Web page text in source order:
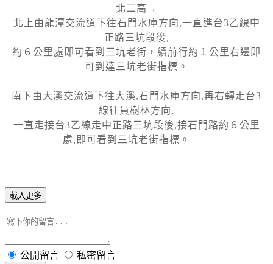
北二高→
北上由龍潭交流道下往石門水庫方向,一直進台3乙線中
正路三坑段後,
約６公里處即可看到三坑老街，續前行約１公里右邊即
可到達三坑老街指標。
南下由大溪交流道下往大溪,石門水庫方向,再右轉走台3
線往員樹林方向,
一直走接台3乙線走中正路三坑段後,接石門路約６公里
處,即可看到三坑老街指標。
載入更多
公開留言 私密留言